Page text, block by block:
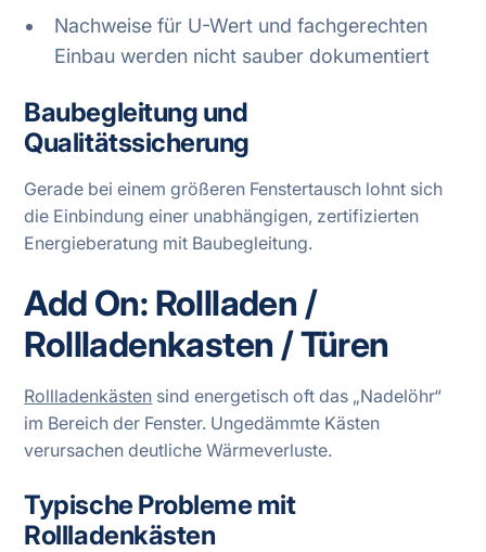
Nachweise für U-Wert und fachgerechten
Einbau werden nicht sauber dokumentiert
Baubegleitung und
Qualitätssicherung
Gerade bei einem größeren Fenstertausch lohnt sich
die Einbindung einer unabhängigen, zertifizierten
Energieberatung mit Baubegleitung.
Add On: Rollladen /
Rollladenkasten / Türen
Rollladenkästen sind energetisch oft das „Nadelöhr“
im Bereich der Fenster. Ungedämmte Kästen
verursachen deutliche Wärmeverluste.
Typische Probleme mit
Rollladenkästen